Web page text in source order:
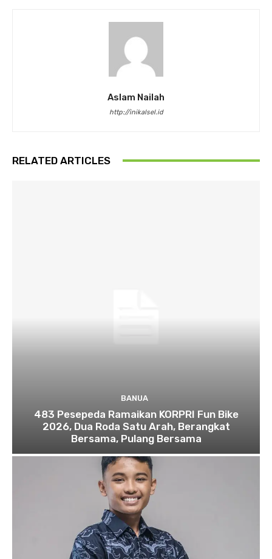
Aslam Nailah
http://inikalsel.id
RELATED ARTICLES
BANUA
483 Pesepeda Ramaikan KORPRI Fun Bike
2026, Dua Roda Satu Arah, Berangkat
Bersama, Pulang Bersama